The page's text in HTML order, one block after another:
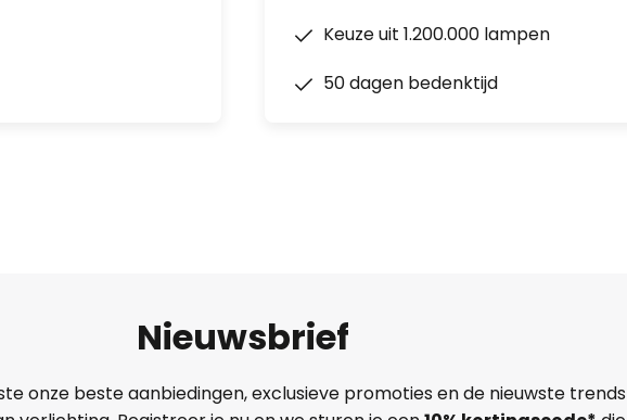
Keuze uit 1.200.000 lampen
50 dagen bedenktijd
Nieuwsbrief
onze beste aanbiedingen, exclusieve promoties en de nieuwste trends